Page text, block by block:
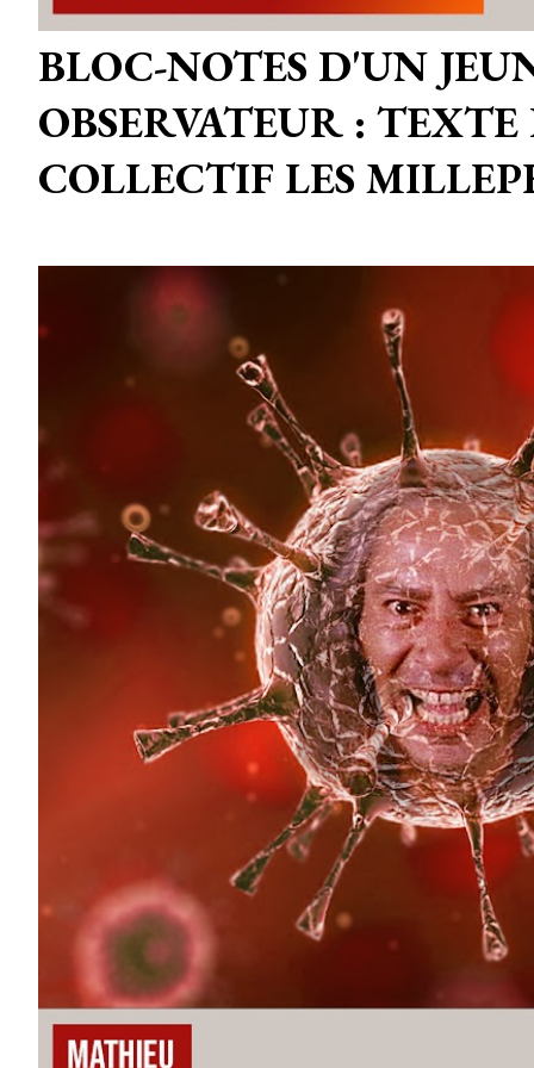
BLOC-NOTES D'UN
OBSERVATEUR :
COLLECTIF LES